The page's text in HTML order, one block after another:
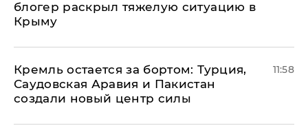
блогер раскрыл тяжелую ситуацию в
Крыму
​Кремль остается за бортом: Турция,
Саудовская Аравия и Пакистан
создали новый центр силы
11:58